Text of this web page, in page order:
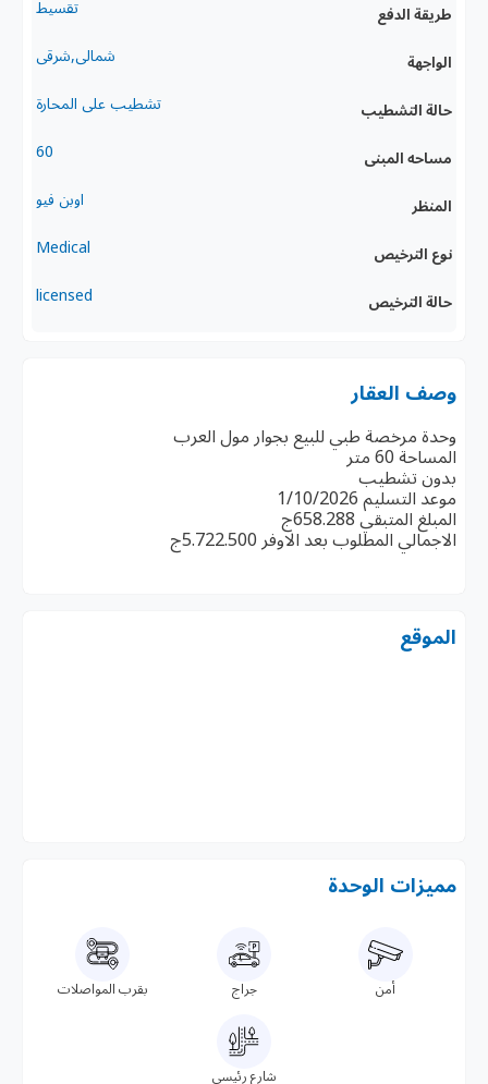
طريقة الدفع تقسيط
الواجهة شمالى,شرقى
حالة التشطيب تشطيب على المحارة
مساحه المبنى 60
المنظر اوبن فيو
نوع الترخيص Medical
حالة الترخيص licensed
وصف العقار
وحدة مرخصة طبي للبيع بجوار مول العرب
المساحة 60 متر
بدون تشطيب
موعد التسليم 1/10/2026
المبلغ المتبقي 658.288ج
الاجمالي المطلوب بعد الاوفر 5.722.500ج
الموقع
مميزات الوحدة
أمن جراج بقرب المواصلات
شارع رئيسي